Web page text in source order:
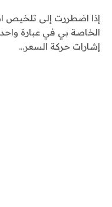
إذا اضطررت إلى تلخيص
الخاصة بي في عبارة
إشارات حركة السعر…